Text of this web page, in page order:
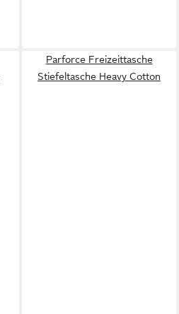
Parforce Freizeittasche
Stiefeltasche Heavy Cotton